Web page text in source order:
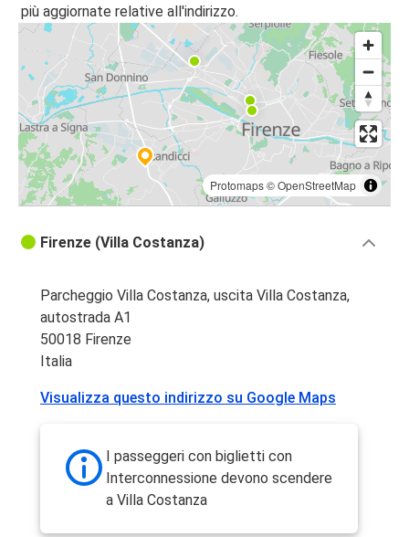
più aggiornate relative all'indirizzo.
Protomaps©OpenStreetMap
Firenze (Villa Costanza)
Parcheggio Villa Costanza, uscita Villa Costanza,
autostrada A1
50018 Firenze
Italia
Visualizza questo indirizzo su Google Maps
I passeggeri con biglietti con
Interconnessione devono scendere
a Villa Costanza